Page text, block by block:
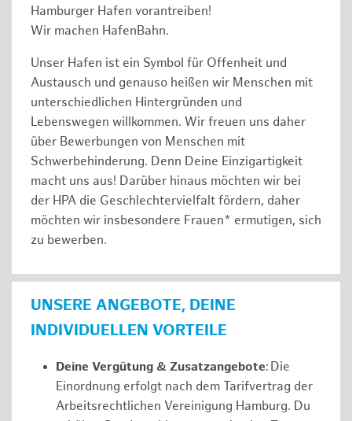
Hamburger Hafen vorantreiben!
Wir machen HafenBahn.
Unser Hafen ist ein Symbol für Offenheit und
Austausch und genauso heißen wir Menschen mit
unterschiedlichen Hintergründen und
Lebenswegen willkommen. Wir freuen uns daher
über Bewerbungen von Menschen mit
Schwerbehinderung. Denn Deine Einzigartigkeit
macht uns aus! Darüber hinaus möchten wir bei
der HPA die Geschlechtervielfalt fördern, daher
möchten wir insbesondere Frauen* ermutigen, sich
zu bewerben.
UNSERE ANGEBOTE, DEINE
INDIVIDUELLEN VORTEILE
Deine Vergütung & Zusatzangebote: Die
Einordnung erfolgt nach dem Tarifvertrag der
Arbeitsrechtlichen Vereinigung Hamburg. Du